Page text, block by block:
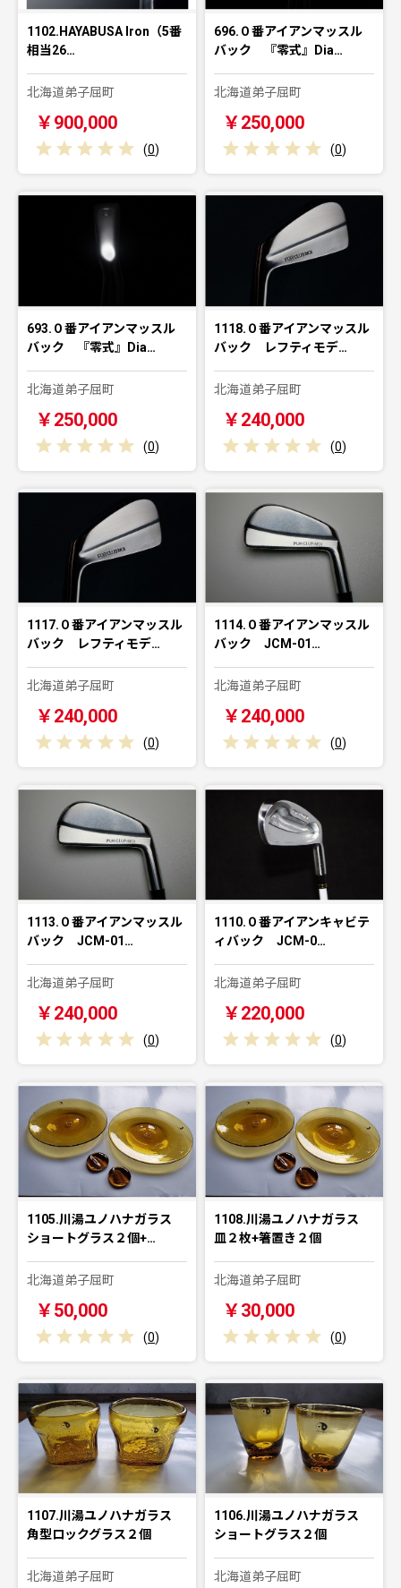
1102.HAYABUSA Iron（5番
相当26…
北海道弟子屈町
￥900,000
(0)
696.０番アイアンマッスル
バック 『零式』Dia…
北海道弟子屈町
￥250,000
(0)
693.０番アイアンマッスル
バック 『零式』Dia…
北海道弟子屈町
￥250,000
(0)
1118.０番アイアンマッスル
バック レフティモデ…
北海道弟子屈町
￥240,000
(0)
1117.０番アイアンマッスル
バック レフティモデ…
北海道弟子屈町
￥240,000
(0)
1114.０番アイアンマッスル
バック JCM-01…
北海道弟子屈町
￥240,000
(0)
1113.０番アイアンマッスル
バック JCM-01…
北海道弟子屈町
￥240,000
(0)
1110.０番アイアンキャビテ
ィバック JCM-0…
北海道弟子屈町
￥220,000
(0)
1105.川湯ユノハナガラス
ショートグラス２個+…
北海道弟子屈町
￥50,000
(0)
1108.川湯ユノハナガラス
皿２枚+箸置き２個
北海道弟子屈町
￥30,000
(0)
1107.川湯ユノハナガラス
角型ロックグラス２個
北海道弟子屈町
1106.川湯ユノハナガラス
ショートグラス２個
北海道弟子屈町